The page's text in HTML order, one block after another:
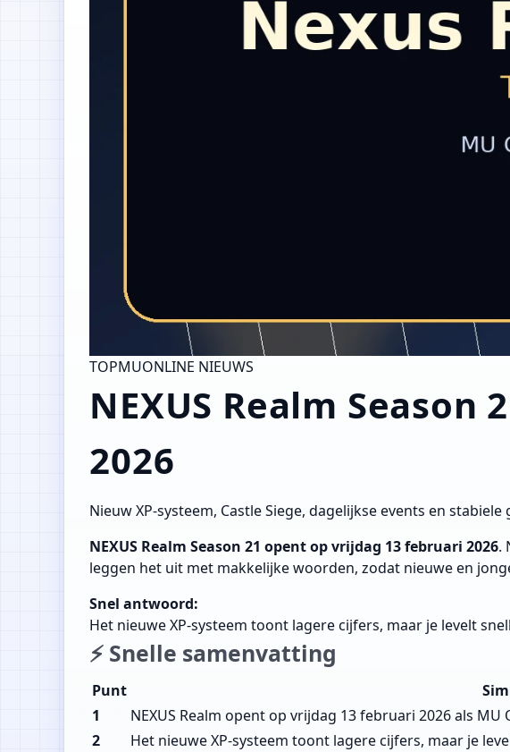
TOPMUONLINE NIEUWS
NEXUS Realm
2026
Nieuw XP-systeem, Castle Siege, dagelijkse events en stabiele
NEXUS Realm Season 21 opent op vrijdag 13 februari 2026.
leggen het uit met makkelijke woorden, zodat nieuwe en
Snel antwoord:
Het nieuwe XP-systeem toont lagere cijfers, maar je levelt
⚡ Snelle samenvatting
Punt
1
NEXUS Realm opent op vrijdag 13 februari 2026 als MU
2
Het nieuwe XP-systeem toont lagere cijfers, maar je